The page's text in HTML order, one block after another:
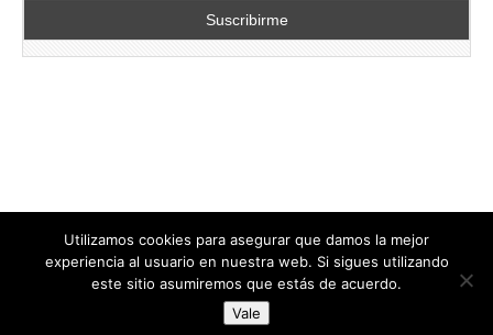
directoresdeseguridad.es
Diseñado por Centro Andaluz de Estudios y Entrenamiento
Utilizamos cookies para asegurar que damos la mejor
experiencia al usuario en nuestra web. Si sigues utilizando
este sitio asumiremos que estás de acuerdo.
Vale